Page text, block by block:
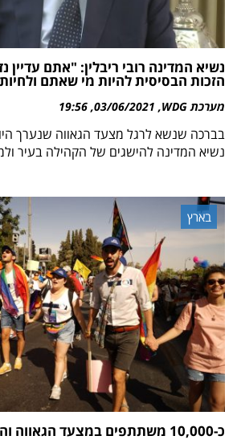
נשיא המדינה רובי ריבלין: "אתם
הזכות הבסיסית להיות מי שאתם
מערכת WDG 03/06/2021
19:56
בברכה שנשא לרגל מצעד הגאווה שנערך
נשיא המדינה להישגים של הקהילה בעיר
בארץ
כ-10,000 משתתפים במצעד הגאווה והסובלנות בירושלים